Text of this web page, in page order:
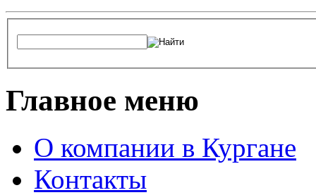
Главное меню
О компании в Кургане
Контакты